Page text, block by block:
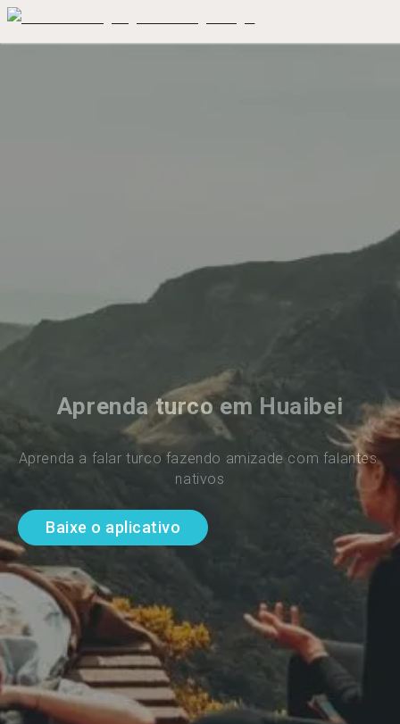
Aprenda turco em Huaibei
Aprenda a falar turco fazendo amizade com falantes
nativos
Baixe o aplicativo